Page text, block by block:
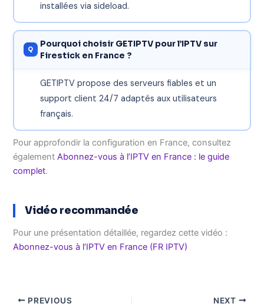
installées via sideload.
Pourquoi choisir GETIPTV pour l’IPTV sur
Firestick en France ?
GETIPTV propose des serveurs fiables et un
support client 24/7 adaptés aux utilisateurs
français.
Pour approfondir la configuration en France, consultez
égalementAbonnez-vous à l’IPTV en France : le guide
complet.
Vidéo recommandée
Pour une présentation détaillée, regardez cette vidéo :
Abonnez-vous à l’IPTV en France (FR IPTV)
PREVIOUS NEXT